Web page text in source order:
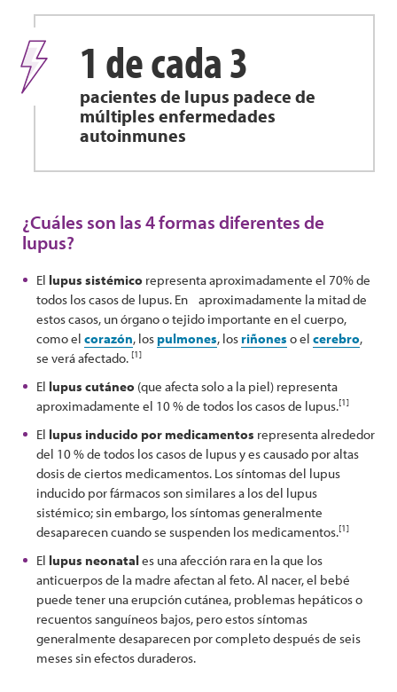
1 de cada 3
pacientes de lupus padece de
múltiples enfermedades
autoinmunes
¿Cuáles son las 4 formas diferentes de
lupus?
El lupus sistémico representa aproximadamente el 70% de
todos los casos de lupus. En aproximadamente la mitad de
estos casos, un órgano o tejido importante en el cuerpo,
como el corazón, lospulmones, losriñones o el cerebro,
se verá afectado. [1]
El lupus cutáneo (que afecta solo a la piel) representa
aproximadamente el 10 % de todos los casos de lupus.[1]
El lupus inducido por medicamentos representa alrededor
del 10 % de todos los casos de lupus y es causado por altas
dosis de ciertos medicamentos. Los síntomas del lupus
inducido por fármacos son similares a los del lupus
sistémico; sin embargo, los síntomas generalmente
desaparecen cuando se suspenden los medicamentos.[1]
El lupus neonatales una afección rara en la que los
anticuerpos de la madre afectan al feto. Al nacer, el bebé
puede tener una erupción cutánea, problemas hepáticos o
recuentos sanguíneos bajos, pero estos síntomas
generalmente desaparecen por completo después de seis
meses sin efectos duraderos.